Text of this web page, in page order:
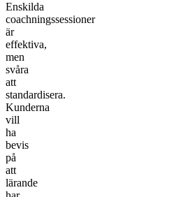
Enskilda
coachningssessioner
är
effektiva,
men
svåra
att
standardisera.
Kunderna
vill
ha
bevis
på
att
lärande